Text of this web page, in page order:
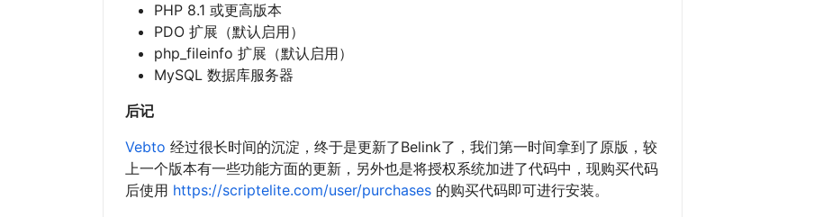
PHP 8.1 或更高版本
PDO 扩展（默认启用）
php_fileinfo 扩展（默认启用）
MySQL 数据库服务器
后记
Vebto 经过很长时间的沉淀，终于是更新了Belink了，我们第一时间拿到了原版，较
上一个版本有一些功能方面的更新，另外也是将授权系统加进了代码中，现购买代码
后使用 https://scriptelite.com/user/purchases 的购买代码即可进行安装。